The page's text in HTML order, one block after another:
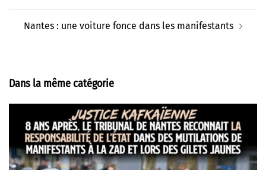
Nantes : une voiture fonce dans les manifestants
Dans la même catégorie